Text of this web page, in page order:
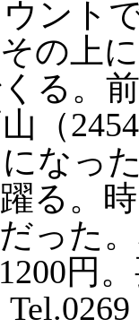
ント
の上
る。
（
なっ
る。
った
円